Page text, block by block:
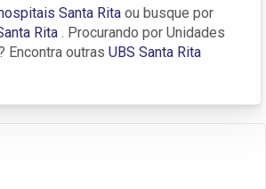
Santa Rita ou busque por
Rita . Procurando por Unidades
Encontra outras UBS Santa Rita